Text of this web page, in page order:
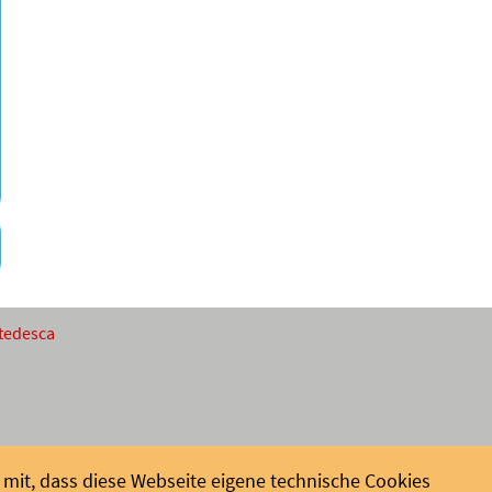
dass diese Webseite eigene technische Cookies